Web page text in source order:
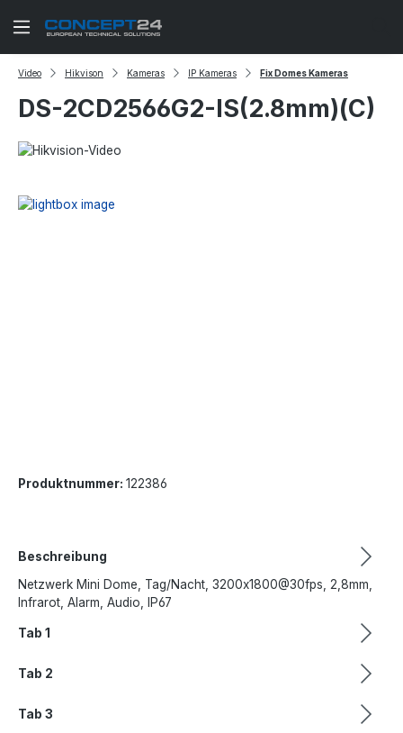
Zum Hauptinhalt springen
Video Hikvison Kameras IP Kameras Fix Domes Kameras
DS-2CD2566G2-IS(2.8mm)(C)
Produktnummer: 122386
Beschreibung
Netzwerk Mini Dome, Tag/Nacht, 3200x1800@30fps, 2,8mm,
Infrarot, Alarm, Audio, IP67
Tab 1
Tab 2
Tab 3